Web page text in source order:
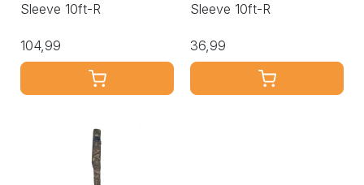
Sleeve 10ft-R
104,99
Sleeve 10ft-R
36,99